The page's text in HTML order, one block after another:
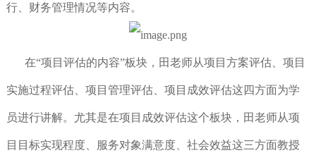
行、财务管理情况等内容。
在“项目评估的内容”板块，田老师从项目方案评估、项目
实施过程评估、项目管理评估、项目成效评估这四方面为学
员进行讲解。尤其是在项目成效评估这个板块，田老师从项
目目标实现程度、服务对象满意度、社会效益这三方面教授